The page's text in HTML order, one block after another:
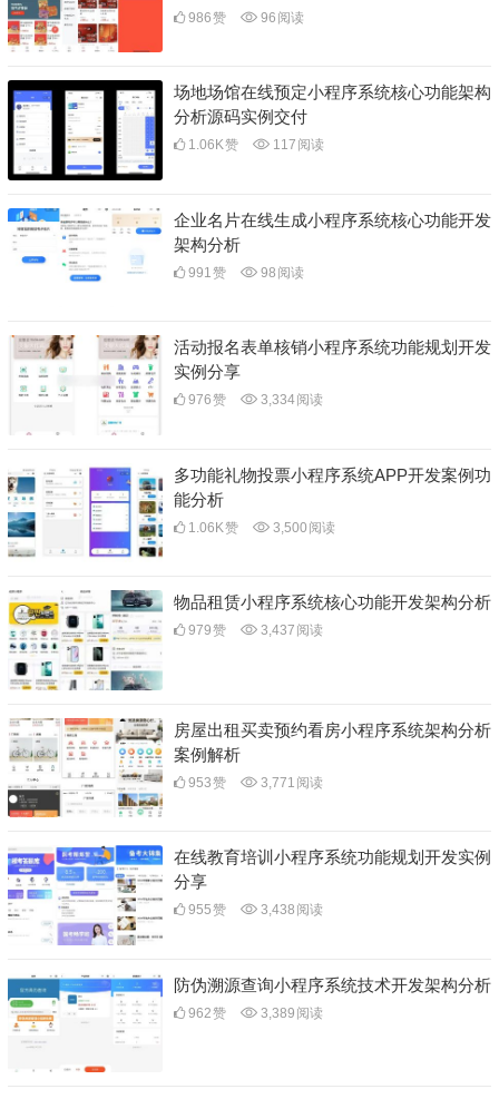
986赞 96 阅读
场地场馆在线预定小程序系统核心功能架构
分析源码实例交付
1.06K赞 117 阅读
企业名片在线生成小程序系统核心功能开发
架构分析
991赞 98 阅读
活动报名表单核销小程序系统功能规划开发
实例分享
976赞 3,334阅读
多功能礼物投票小程序系统APP开发案例功
能分析
1.06K赞 3,500 阅读
物品租赁小程序系统核心功能开发架构分析
979赞 3,437 阅读
房屋出租买卖预约看房小程序系统架构分析
案例解析
953赞 3,771 阅读
在线教育培训小程序系统功能规划开发实例
分享
955赞 3,438 阅读
防伪溯源查询小程序系统技术开发架构分析
962赞 3,389 阅读